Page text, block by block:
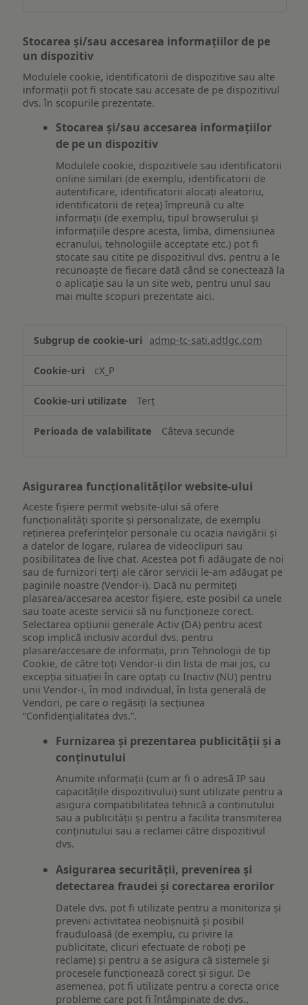
Stocarea și/sau accesarea informațiilor de pe
un dispozitiv
Modulele cookie, identificatorii de dispozitive sau alte
informații pot fi stocate sau accesate de pe dispozitivul
dvs. în scopurile prezentate.
Stocarea și/sau accesarea informațiilor
de pe un dispozitiv
Modulele cookie, dispozitivele sau identificatorii
online similari (de exemplu, identificatorii de
autentificare, identificatorii alocați aleatoriu,
identificatorii de rețea) împreună cu alte
informații (de exemplu, tipul browserului și
informațiile despre acesta, limba, dimensiunea
ecranului, tehnologiile acceptate etc.) pot fi
stocate sau citite pe dispozitivul dvs. pentru a le
recunoaște de fiecare dată când se conectează la
o aplicație sau la un site web, pentru unul sau
mai multe scopuri prezentate aici.
și/sau
informațiilor
pe
dispozitiv
admp-tc-sati.adtlgc.com
cX_P
Terț
Câteva secunde
Asigurarea funcționalităților website-ului
Aceste fișiere permit website-ului să ofere
funcționalități sporite și personalizate, de exemplu
reţinerea preferinţelor personale cu ocazia navigării și
a datelor de logare, rularea de videoclipuri sau
posibilitatea de live chat. Acestea pot fi adăugate de noi
sau de furnizori terți ale căror servicii le-am adăugat pe
paginile noastre (Vendor-i). Dacă nu permiteți
plasarea/accesarea acestor fișiere, este posibil ca unele
sau toate aceste servicii să nu funcționeze corect.
Selectarea opțiunii generale Activ (DA) pentru acest
scop implică inclusiv acordul dvs. pentru
plasare/accesare de informații, prin Tehnologii de tip
Cookie, de către toți Vendor-ii din lista de mai jos, cu
excepția situației în care optați cu Inactiv (NU) pentru
unii Vendor-i, în mod individual, în lista generală de
Vendori, pe care o regăsiți la secțiunea
“Confidențialitatea dvs.”.
Furnizarea și prezentarea publicității și a
conținutului
Anumite informații (cum ar fi o adresă IP sau
capacitățile dispozitivului) sunt utilizate pentru a
asigura compatibilitatea tehnică a conținutului
sau a publicității și pentru a facilita transmiterea
conținutului sau a reclamei către dispozitivul
dvs.
Asigurarea securității, prevenirea și
detectarea fraudei și corectarea erorilor
Datele dvs. pot fi utilizate pentru a monitoriza și
preveni activitatea neobișnuită și posibil
frauduloasă (de exemplu, cu privire la
publicitate, clicuri efectuate de roboți pe
reclame) și pentru a se asigura că sistemele și
procesele funcționează corect și sigur. De
asemenea, pot fi utilizate pentru a corecta orice
probleme care pot fi întâmpinate de dvs.,